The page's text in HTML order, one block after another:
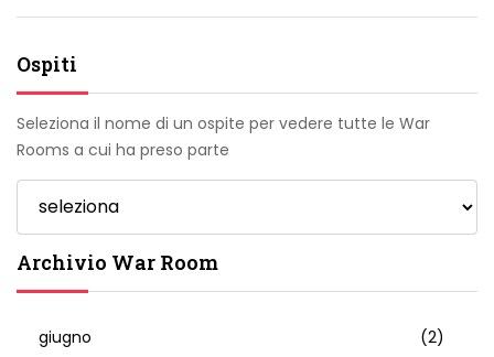
Ospiti
Seleziona il nome di un ospite per vedere tutte le War
Rooms a cui ha preso parte
Archivio War Room
giugno (2)